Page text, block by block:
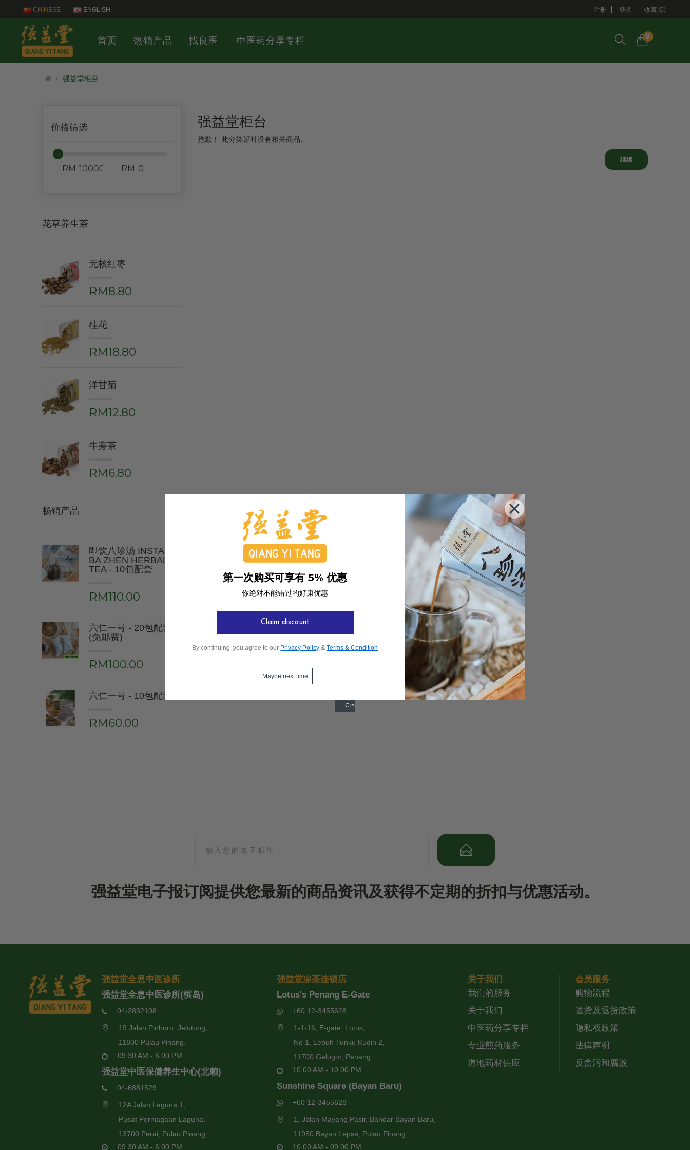
CHINESE ENGLISH 注册 登录 收藏 (0)
0
首页 热销产品 找良医 中医药分享专栏
强益堂柜台
价格筛选
RM - RM
花草养生茶
无核红枣
RM8.80
桂花
RM18.80
洋甘菊
RM12.80
牛蒡茶
RM6.80
畅销产品
即饮八珍汤 INSTANT
BA ZHEN HERBAL
TEA - 10包配套
RM110.00
六仁一号 - 20包配套
(免邮费)
RM100.00
六仁一号 - 10包配套
RM60.00
无核红枣
RM8.80
桂花
洋甘菊
RM12.80
牛蒡茶
RM6.80
田七花
RM48.00
百合花
RM5.80
强益堂柜台
抱歉！ 此分类暂时没有相关商品。
继续
强益堂电子报订阅提供您最新的商品资讯及获得不定期的折扣与优惠活动。
强益堂全息中医诊所
强益堂全息中医诊所(槟岛)
04-2832108
19 Jalan Pinhorn, Jelutong,
11600 Pulau Pinang.
09:30 AM - 6:00 PM
强益堂中医保健养生中心(北赖)
04-6881529
12A Jalan Laguna 1,
Pusat Perniagaan Laguna,
13700 Perai, Pulau Pinang.
09:30 AM - 6:00 PM
强益堂凉茶连锁店
Lotus's Penang E-Gate
+60 12-3455628
1-1-16, E-gate, Lotus,
No 1, Lebuh Tunku Kudin 2,
11700 Gelugor, Penang
10:00 AM - 10:00 PM
Sunshine Square (Bayan Baru)
+60 12-3455628
1, Jalan Mayang Pasir, Bandar Bayan Baru,
11950 Bayan Lepas, Pulau Pinang
10:00 AM - 09:00 PM
关于我们
我们的服务
关于我们
中医药分享专栏
专业煎药服务
道地药材供应
会员服务
购物流程
送货及退货政策
隐私权政策
法律声明
反贪污和腐败
第一次购买可享有 5% 优惠
你绝对不能错过的好康优惠
Claim discount
By continuing, you agree to our Privacy Policy &Terms & Condition
Maybe next time